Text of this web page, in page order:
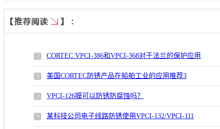
CORTEC VPCI-386和VPCI-368对于法兰的保护应用
美国CORTEC防锈产品在船舶工业的应用推荐3
VPCI-126膜可以防锈防腐蚀吗？
某科技公司电子线路防锈使用VPCI-132/VPCI-111